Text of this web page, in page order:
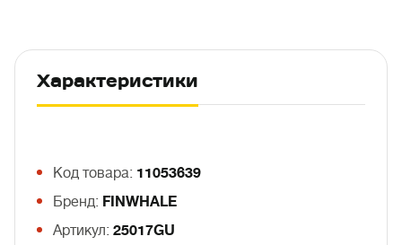
Характеристики
Код товара: 11053639
Бренд: FINWHALE
Артикул: 25017GU